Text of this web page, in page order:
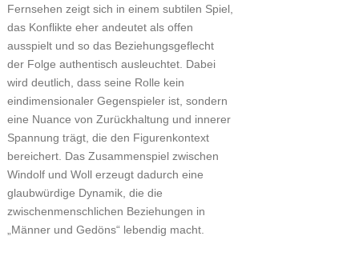
Fernsehen zeigt sich in einem subtilen Spiel,
das Konflikte eher andeutet als offen
ausspielt und so das Beziehungsgeflecht
der Folge authentisch ausleuchtet. Dabei
wird deutlich, dass seine Rolle kein
eindimensionaler Gegenspieler ist, sondern
eine Nuance von Zurückhaltung und innerer
Spannung trägt, die den Figurenkontext
bereichert. Das Zusammenspiel zwischen
Windolf und Woll erzeugt dadurch eine
glaubwürdige Dynamik, die die
zwischenmenschlichen Beziehungen in
„Männer und Gedöns“ lebendig macht.